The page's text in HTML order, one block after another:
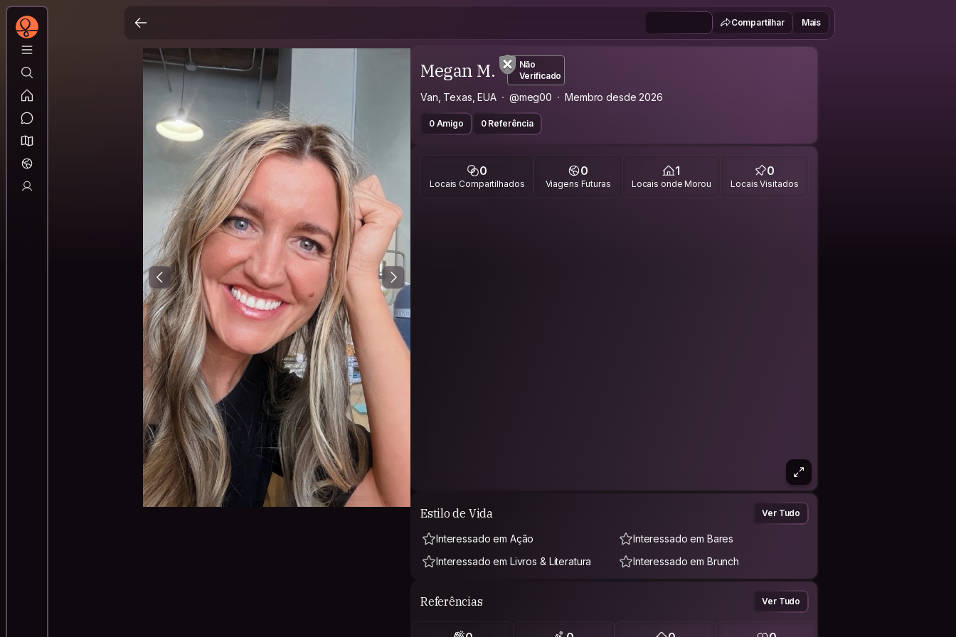
Compartilhar Mais
Megan M.
Não
Verificado
Van, Texas, EUA @meg00 Membro desde 2026
0 Amigo 0 Referência
0
Locais Compartilhados
0
Viagens Futuras
1
Locais onde Morou
0
Locais Visitados
Estilo de Vida Ver Tudo
Interessado em Ação
Interessado em Bares
Interessado em Livros & Literatura
Interessado em Brunch
Referências Ver Tudo